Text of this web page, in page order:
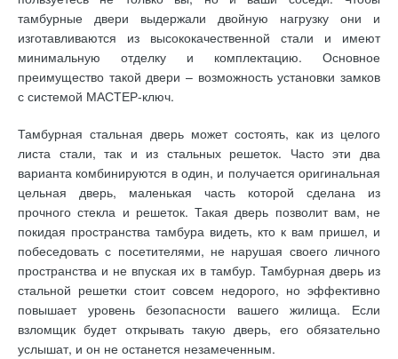
тамбурные двери выдержали двойную нагрузку они и
изготавливаются из высококачественной стали и имеют
минимальную отделку и комплектацию. Основное
преимущество такой двери – возможность установки замков
с системой МАСТЕР-ключ.
Тамбурная стальная дверь может состоять, как из целого
листа стали, так и из стальных решеток. Часто эти два
варианта комбинируются в один, и получается оригинальная
цельная дверь, маленькая часть которой сделана из
прочного стекла и решеток. Такая дверь позволит вам, не
покидая пространства тамбура видеть, кто к вам пришел, и
побеседовать с посетителями, не нарушая своего личного
пространства и не впуская их в тамбур. Тамбурная дверь из
стальной решетки стоит совсем недорого, но эффективно
повышает уровень безопасности вашего жилища. Если
взломщик будет открывать такую дверь, его обязательно
услышат, и он не останется незамеченным.